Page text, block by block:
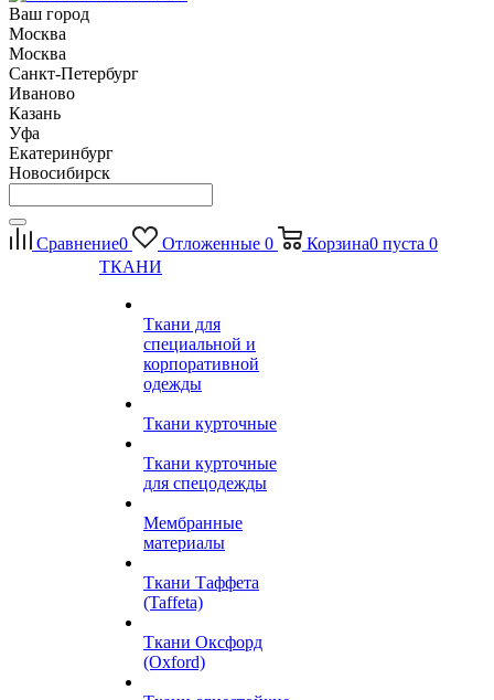
Ваш город
Москва
Москва
Санкт-Петербург
Иваново
Казань
Уфа
Екатеринбург
Новосибирск
Сравнение0 Отложенные 0 Корзина0 пуста 0
ТКАНИ
Ткани для
специальной и
корпоративной
одежды
Ткани курточные
Ткани курточные
для спецодежды
Мембранные
материалы
Ткани Таффета
(Taffeta)
Ткани Оксфорд
(Oxford)